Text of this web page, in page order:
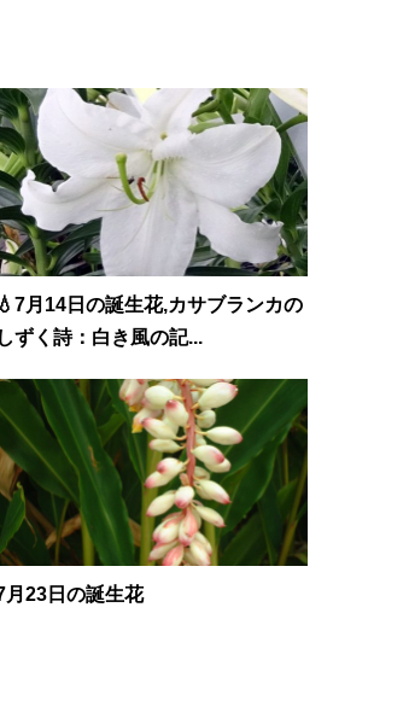
💧7月14日の誕生花,カサブランカの
しずく詩：白き風の記...
月23日の誕生花